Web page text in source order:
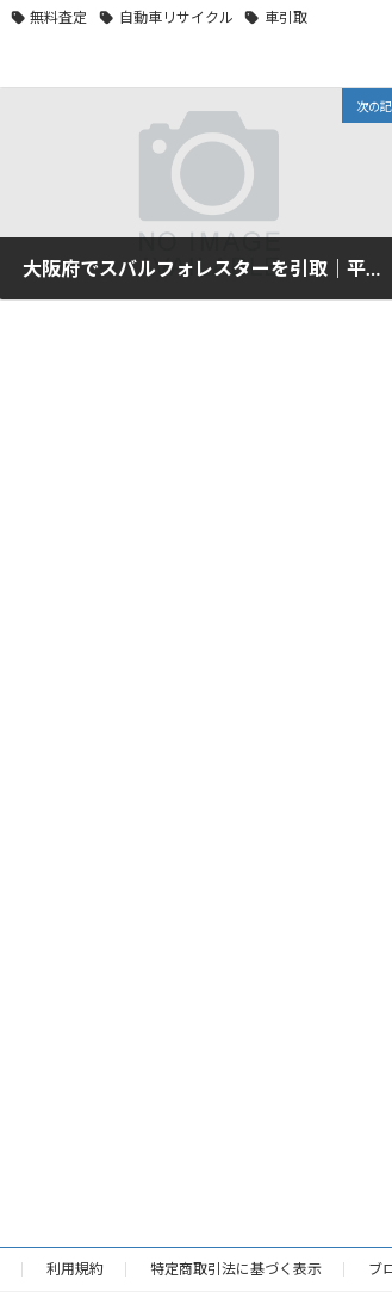
無料査定 自動車リサイクル 車引取
次の
大阪府でスバルフォレスターを引取｜平成25年式・8万km
利用規約 特定商取引法に基づく表示 ブ